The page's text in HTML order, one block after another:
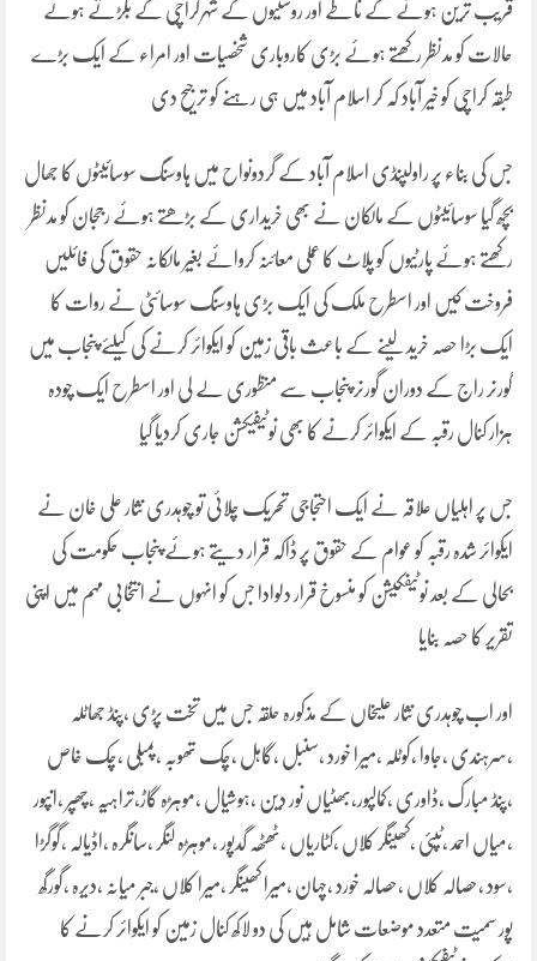
قریب ترین ہونے کے ناطے اور روشنیوں کے شہرکراچی کے بگڑتے ہوئے
حالات کو مدنظر رکھتے ہوئے بڑی کاروباری شخصیات اور امراء کے ایک بڑے
طبقہ کراچی کو خیر آباد کہ کر اسلام آباد میں ہی رہنے کو ترجیح دی
جس کی بناء پر راولپنڈی اسلام آباد کے گردونواح میں ہاوسنگ سوسائیٹوں کا جھال
بچھ گیا سوسائیٹوں کے مالکان نے بھی خریداری کے بڑھتے ہوئے رججان کو مدنظر
رکھتے ہوئے پارٹیوں کو پلاٹ کا عملی معائنہ کروائے بغیر مالکانہ حقوق کی فائلیں
فروخت کیں اور اسطرح ملک کی ایک بڑی ہاوسنگ سوسائٹی نے روات کا
ایک بڑا حصہ خرید لینے کے باعث باقی زمین کو ایکوائر کرنے کی کیلئے پنجاب میں
گورنر راج کے دوران گورنر پنجاب سے منظوری لے لی اور اسطرح ایک چودہ
ہزار کنال رقبہ کے ایکوائر کرنے کا بھی نوٹیفیکشن جاری کردیا گیا
جس پر اہلیاں علاقہ نے ایک احتجاجی تحریک چلائی تو چوہدری نثار علی خان نے
ایکوائر شدہ رقبہ کو عوام کے حقوق پر ڈاکہ قرار دیتے ہوئے پنجاب حکومت کی
بحالی کے بعد نوٹیفکیشن کو منسوخ قرار دلوادا جس کو انہوں نے انتخابی مہم میں اپنی
تقریر کا حصہ بنایا
اور اب چوہدری نثار علیخاں کے مذکورہ حلقہ جس میں تخت پڑی ،پنڈ جھاٹلہ
،سرہندی ،جاوا ،کوٹلہ ،میرا خورد ،سنبل ،گاہل ،چک تھوبہ ،پمبلی ،چک خاص
،پنڈ مبارک ،ڈاوری ،کمالپور،بھٹیاں نور دین ،ہوشیال ،موہڑہ گاڑ،تراہیہ ،چھپر ،انپور
،میاں احمد ،ٹپئی ،کھینگر کلاں ،کٹاریاں ،ٹھٹھہ گدپور ،موہڑہ لنگر ،سانگرہ ،اڈیالہ ،گوگڑا
،سود ،حصالہ کلاں ،حصالہ خورد ،چہان ،میرا کھینگر ،میرا کلاں ،جبر میانہ ،دیرہ ،گورگھ
پور سمیت متعدد موضعات شامل ہیں کی دو لاکھ کنال زمین کو ایکوائر کرنے کا